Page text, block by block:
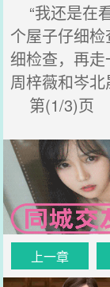
“我还是在
个屋子仔细
细检查，再
周梓薇和岑北
第(1/3)页
上一章